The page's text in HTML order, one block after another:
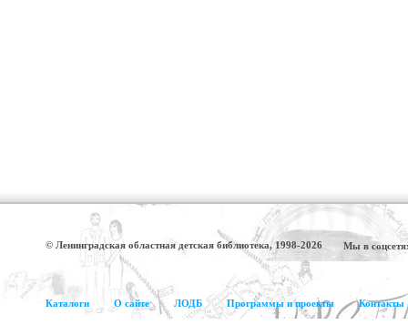
© Ленинградская областная детская библиотека, 1998-2026 Мы в
Каталоги О сайте ЛОДБ Программы и проекты Контакты